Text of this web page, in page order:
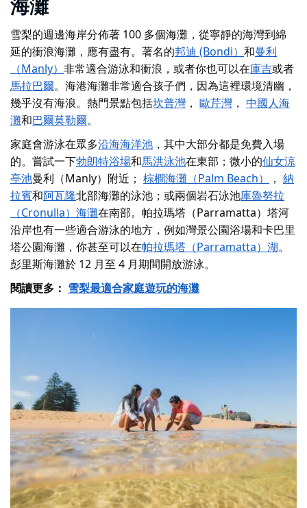
海灘
雪梨的週邊海岸分佈著 100 多個海灘，從寧靜的海灣到綿
延的衝浪海灘，應有盡有。著名的邦迪 (Bondi） 和曼利
（Manly） 非常適合游泳和衝浪，或者你也可以在庫吉或者
馬拉巴爾。海港海灘非常適合孩子們，因為這裡環境清幽，
幾乎沒有海浪。熱門景點包括坎普灣 ， 歐芹灣 ， 中國人海
灘和巴爾莫勒爾。
家庭會游泳在眾多沿海海洋池 ，其中大部分都是免費入場
的。嘗試一下勃朗特浴場和馬洪泳池在東部；微小的仙女涼
亭池曼利（Manly）附近； 棕櫚海灘（Palm Beach） ， 納
拉賓和阿瓦隆北部海灘的泳池；或兩個岩石泳池庫魯努拉
（Cronulla）海灘在南部。帕拉瑪塔（Parramatta）塔河
沿岸也有一些適合游泳的地方，例如灣景公園浴場和卡巴里
塔公園海灘，你甚至可以在帕拉瑪塔（Parramatta）湖。
彭里斯海灘於 12 月至 4 月期間開放游泳。
閱讀更多： 雪梨最適合家庭遊玩的海灘